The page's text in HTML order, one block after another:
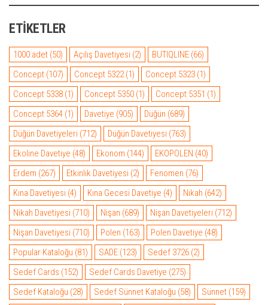
ETIKETLER
1000 adet (50) Açılış Davetiyesi (2) BUTIQLINE (66)
Concept (107) Concept 5322(1) Concept 5323 (1)
Concept 5338 (1) Concept 5350 (1) Concept 5351 (1)
Concept 5364 (1) Davetiye (905) Düğün (689)
Düğün Davetiyeleri (712) Düğün Davetiyesi (763)
Ekoline Davetiye (48) Ekonom (144) EKOPOLEN (40)
Erdem (267) Etkinlik Davetiyesi (2) Fenomen (76)
Kına Davetiyesi (4) Kına Gecesi Davetiye (4) Nikah (642)
Nikah Davetiyesi (710) Nişan (689) Nişan Davetiyeleri (712)
Nişan Davetiyesi (710) Polen (163) Polen Davetiye (48)
Popular Kataloğu (81) SADE (123) Sedef 3726 (2)
Sedef Cards (152) Sedef Cards Davetiye (275)
Sedef Kataloğu (28) Sedef Sünnet Kataloğu (58) Sünnet (159)